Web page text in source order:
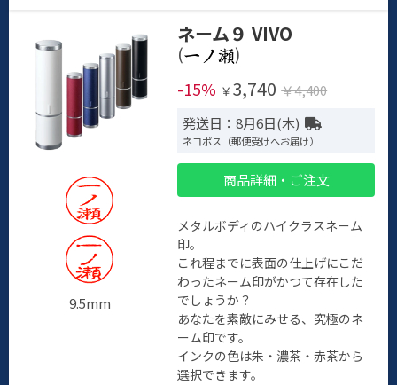
9.5mm
ネーム９ VIVO
(
)
-15% ￥ 3,740 ￥4,400
発送日：8月6日(木)
ネコポス（郵便受けへお届け）
商品詳細・ご注文
メタルボディのハイクラスネーム
印。
これ程までに表面の仕上げにこだ
わったネーム印がかつて存在した
でしょうか？
あなたを素敵にみせる、究極のネ
ーム印です。
インクの色は朱・濃茶・赤茶から
選択できます。